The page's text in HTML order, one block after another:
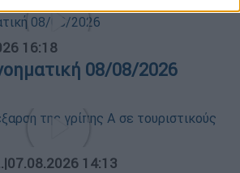
16:18
08/08/2026
|07.08.2026 14:13